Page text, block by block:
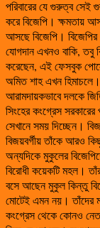
পরিবারের যে গুরুত্ব সেই
করে বিজেপি। ক্ষমতায়
আসছে বিজেপি।
যোগদান এখনও বাকি, তবু
করেছেন, এই ফেসবুক
অমিত শাহ এখন
আরামদায়কভাবে দলকে
সিংহের কংগ্রেস
সেখানে সময় দিচ্ছেন।
বিজয়বর্গীয় তাঁকে আরও
অন্যদিকে মুকুলের
বিরোধী কয়েকটি মহল।
বসে আছেন মুকুল কিন্তু
মোটেই এমন নয়। তাঁদের
কংগ্রেস থেকে কোনও